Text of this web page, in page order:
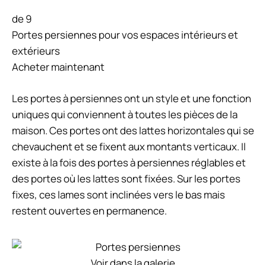
de 9
Portes persiennes pour vos espaces intérieurs et
extérieurs
Acheter maintenant
Les portes à persiennes ont un style et une fonction
uniques qui conviennent à toutes les pièces de la
maison. Ces portes ont des lattes horizontales qui se
chevauchent et se fixent aux montants verticaux. Il
existe à la fois des portes à persiennes réglables et
des portes où les lattes sont fixées. Sur les portes
fixes, ces lames sont inclinées vers le bas mais
restent ouvertes en permanence.